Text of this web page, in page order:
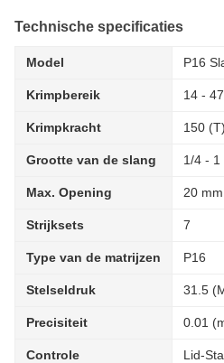
Technische specificaties
Model P16
Krimpbereik 14 -
Krimpkracht 150 (T)
Grootte van de slang 1/4 - 1
Max. Opening 20 mm
Strijksets 7
Type van de matrijzen P16
Stelseldruk 31.5
Precisiteit 0.01
Controle Lid-